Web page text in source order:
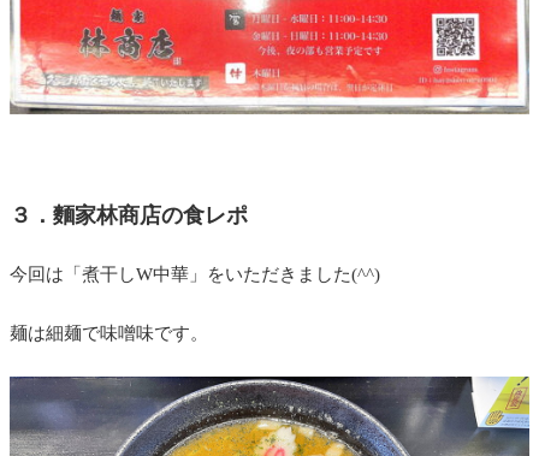
３．麵家林商店の食レポ
今回は「煮干しW中華」をいただきました(^^)
麺は細麺で味噌味です。